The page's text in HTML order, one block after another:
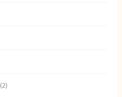
(2)